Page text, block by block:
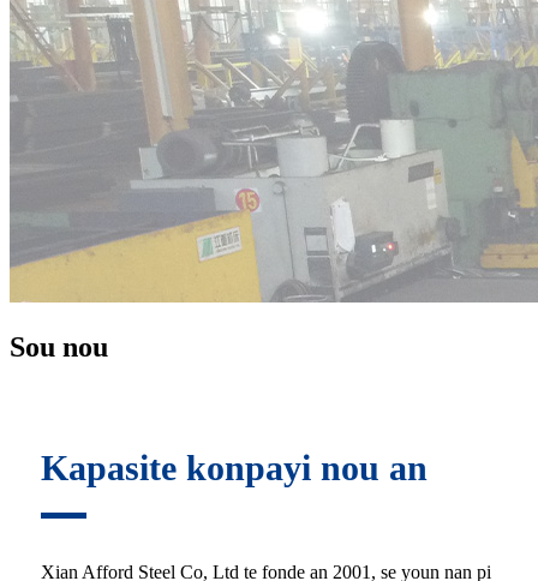
Sou nou
Kapasite konpayi nou an
Xian Afford Steel Co, Ltd te fonde an 2001, se youn nan pi